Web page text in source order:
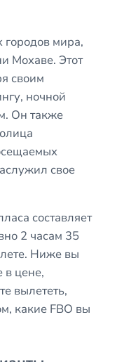
мира,
Мохаве. Этот
своим
ночной
Он также
свое
составляет
2 часам 35
Ниже вы
в цене,
вылететь,
какие FBO вы